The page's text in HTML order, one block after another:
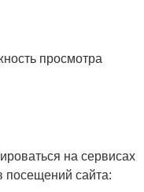
просмотра
на сервисах
посещений сайта: